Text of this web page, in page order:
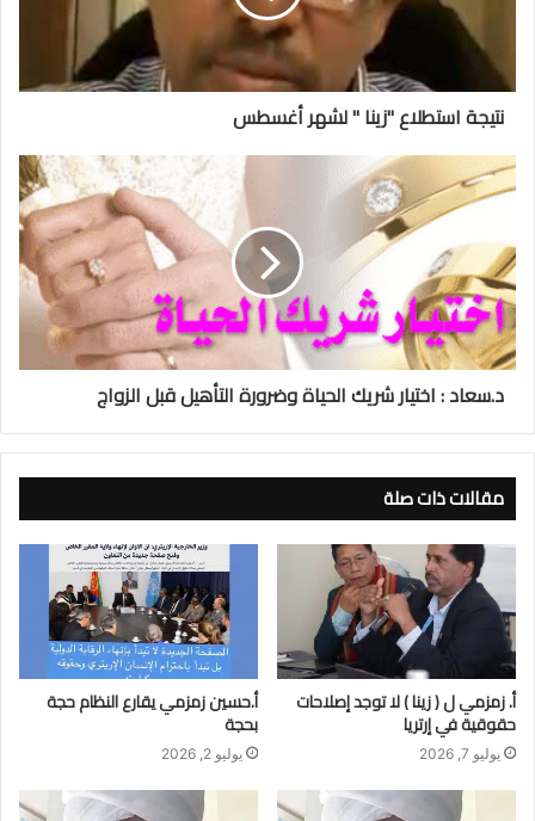
نتيجة استطلاع "زينا " لشهر أغسطس
د.سعاد : اختيار شريك الحياة وضرورة التأهيل قبل الزواج
مقالات ذات صلة
أ. زمزمي ل ( زينا ) لا توجد إصلاحات
حقوقية في إرتريا
يوليو 7, 2026
أ.حسين زمزمي يقارع النظام حجة
بحجة
يوليو 2, 2026